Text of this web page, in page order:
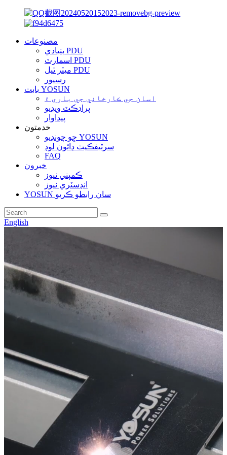
مصنوعات
بنيادي PDU
اسمارٽ PDU
ميٽر ٿيل PDU
رسيور
بابت YOSUN
اسان جي ڪارخاني جي باري ۾
پراڊڪٽ ويڊيو
پيداوار
خدمتون
ڇو چونڊيو YOSUN
سرٽيفڪيٽ ڊائون لوڊ
FAQ
خبرون
ڪمپني نيوز
انڊسٽري نيوز
YOSUN سان رابطو ڪريو
English